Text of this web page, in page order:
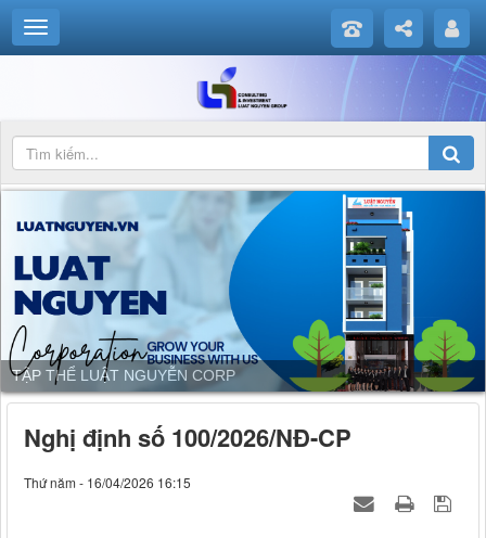
TẬP THỂ LUẬT NGUYỄN CORP
Nghị định số 100/2026/NĐ-CP
Thứ năm - 16/04/2026 16:15